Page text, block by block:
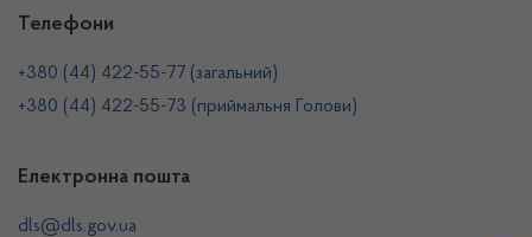
Телефони
+380 (44) 422-55-77 (загальний)
+380 (44) 422-55-73 (приймальня Голови)
Електронна пошта
dls@dls.gov.ua